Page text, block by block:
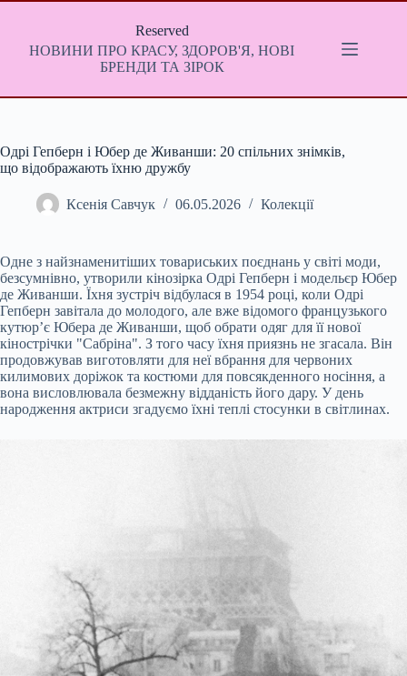
Перейти
Reserved
НОВИНИ ПРО КРАСУ, ЗДОРОВ'Я, НОВІ
БРЕНДИ ТА ЗІРОК
Одрі Гепберн і Юбер де Живанши: 20 спільних знімків,
що відображають їхню дружбу
Ксенія Савчук 06.05.2026 Колекції
Одне з найзнаменитіших товариських поєднань у світі моди,
безсумнівно, утворили кінозірка Одрі Гепберн і модельєр Юбер
де Живанши. Їхня зустріч відбулася в 1954 році, коли Одрі
Гепберн завітала до молодого, але вже відомого французького
кутюр’є Юбера де Живанши, щоб обрати одяг для її нової
кінострічки "Сабріна". З того часу їхня приязнь не згасала. Він
продовжував виготовляти для неї вбрання для червоних
килимових доріжок та костюми для повсякденного носіння, а
вона висловлювала безмежну відданість його дару. У день
народження актриси згадуємо їхні теплі стосунки в світлинах.